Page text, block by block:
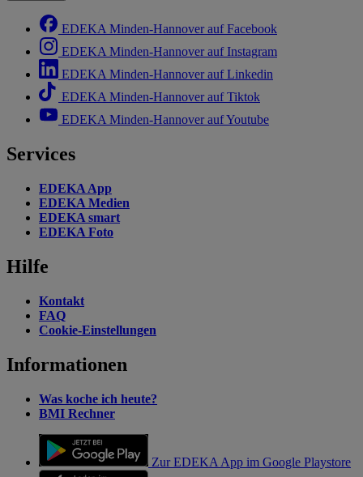
EDEKA Minden-Hannover auf Facebook
EDEKA Minden-Hannover auf Instagram
EDEKA Minden-Hannover auf Linkedin
EDEKA Minden-Hannover auf Tiktok
EDEKA Minden-Hannover auf Youtube
Services
EDEKA App
EDEKA Medien
EDEKA smart
EDEKA Foto
Hilfe
Kontakt
FAQ
Cookie-Einstellungen
Informationen
Was koche ich heute?
BMI Rechner
Zur EDEKA App im Google Playstore